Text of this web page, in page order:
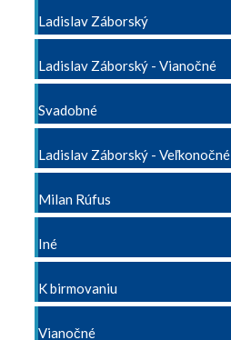
Ladislav Záborský
Ladislav Záborský - Vianočné
Svadobné
Ladislav Záborský - Veľkonočné
Milan Rúfus
Iné
K birmovaniu
Vianočné